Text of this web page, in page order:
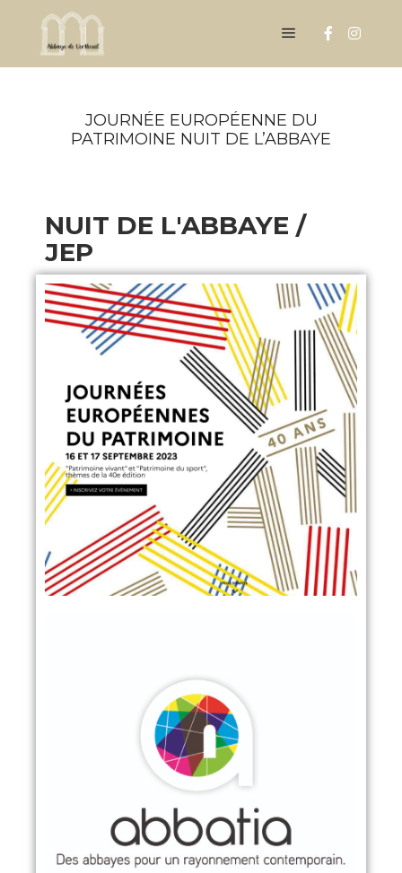
JOURNÉE EUROPÉENNE DU
PATRIMOINE NUIT DE L’ABBAYE
NUIT DE L'ABBAYE /
JEP